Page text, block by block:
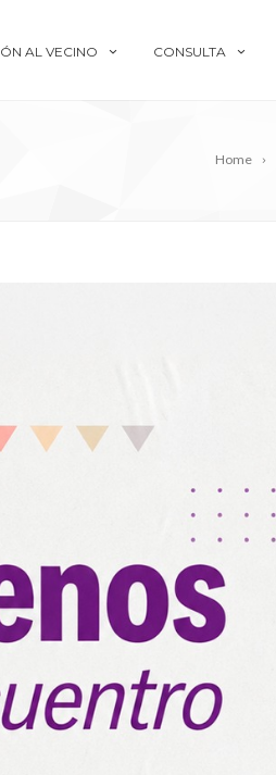
AL VECINO CONSULTA
Home